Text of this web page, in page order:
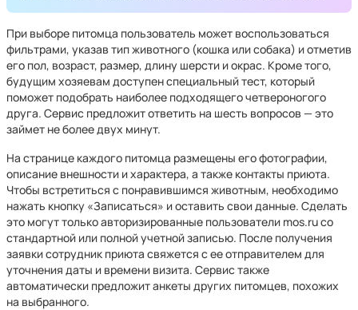
При выборе питомца пользователь может воспользоваться
фильтрами, указав тип животного (кошка или собака) и отметив
его пол, возраст, размер, длину шерсти и окрас. Кроме того,
будущим хозяевам доступен специальный тест, который
поможет подобрать наиболее подходящего четвероногого
друга. Сервис предложит ответить на шесть вопросов — это
займет не более двух минут.
На странице каждого питомца размещены его фотографии,
описание внешности и характера, а также контакты приюта.
Чтобы встретиться с понравившимся животным, необходимо
нажать кнопку «Записаться» и оставить свои данные. Сделать
это могут только авторизированные пользователи mos.ru со
стандартной или полной учетной записью. После получения
заявки сотрудник приюта свяжется с ее отправителем для
уточнения даты и времени визита. Сервис также
автоматически предложит анкеты других питомцев, похожих
на выбранного.